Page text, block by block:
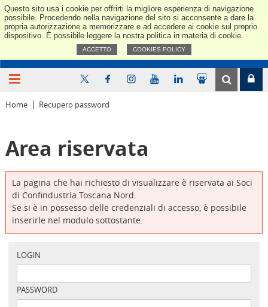
Questo sito usa i cookie per offrirti la migliore esperienza di navigazione
possibile. Procedendo nella navigazione del sito si acconsente a dare la
propria autorizzazione a memorizzare e ad accedere ai cookie sul proprio
dispositivo. È possibile leggere la nostra politica in materia di cookie.
ACCETTO COOKIES POLICY
Home Recupero password
Area riservata
La pagina che hai richiesto di visualizzare è riservata ai Soci
di Confindustria Toscana Nord.
Se si è in possesso delle credenziali di accesso, è possibile
inserirle nel modulo sottostante.
LOGIN
PASSWORD